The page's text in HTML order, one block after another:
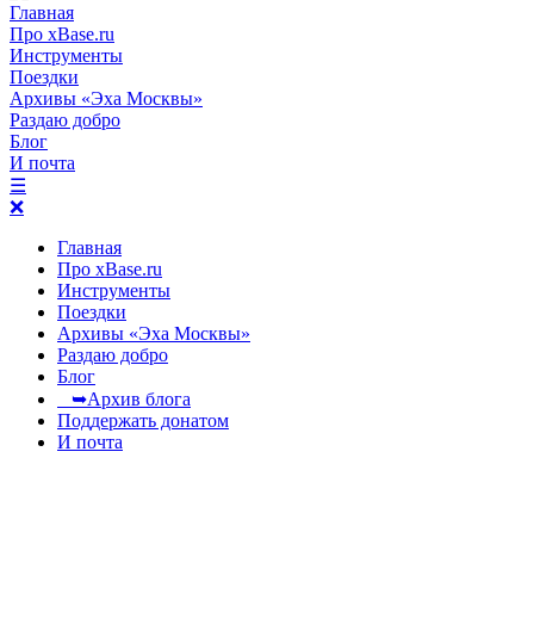
Главная
Про xBase.ru
Инструменты
Поездки
Архивы «Эха Москвы»
Раздаю добро
Блог
И почта
☰
❌
Главная
Про xBase.ru
Инструменты
Поездки
Архивы «Эха Москвы»
Раздаю добро
Блог
➥Архив блога
Поддержать донатом
И почта